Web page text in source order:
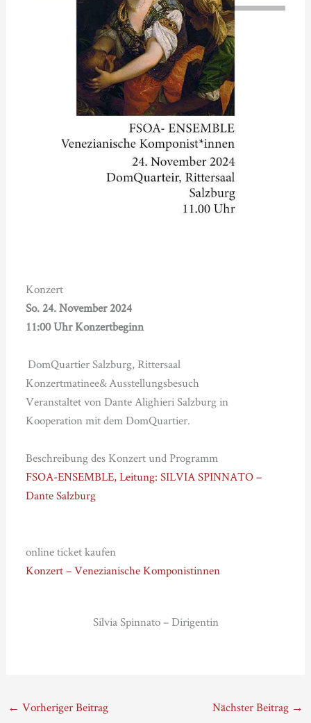
Konzert
So. 24. November 2024
11:00 Uhr Konzertbeginn
DomQuartier Salzburg, Rittersaal
Konzertmatinee& Ausstellungsbesuch
Veranstaltet von Dante Alighieri Salzburg in
Kooperation mit dem DomQuartier.
Beschreibung des Konzert und Programm
FSOA-ENSEMBLE, Leitung: SILVIA SPINNATO –
Dante Salzburg
online ticket kaufen
Konzert – Venezianische Komponistinnen
Silvia Spinnato – Dirigentin
← Vorheriger Beitrag Nächster Beitrag →